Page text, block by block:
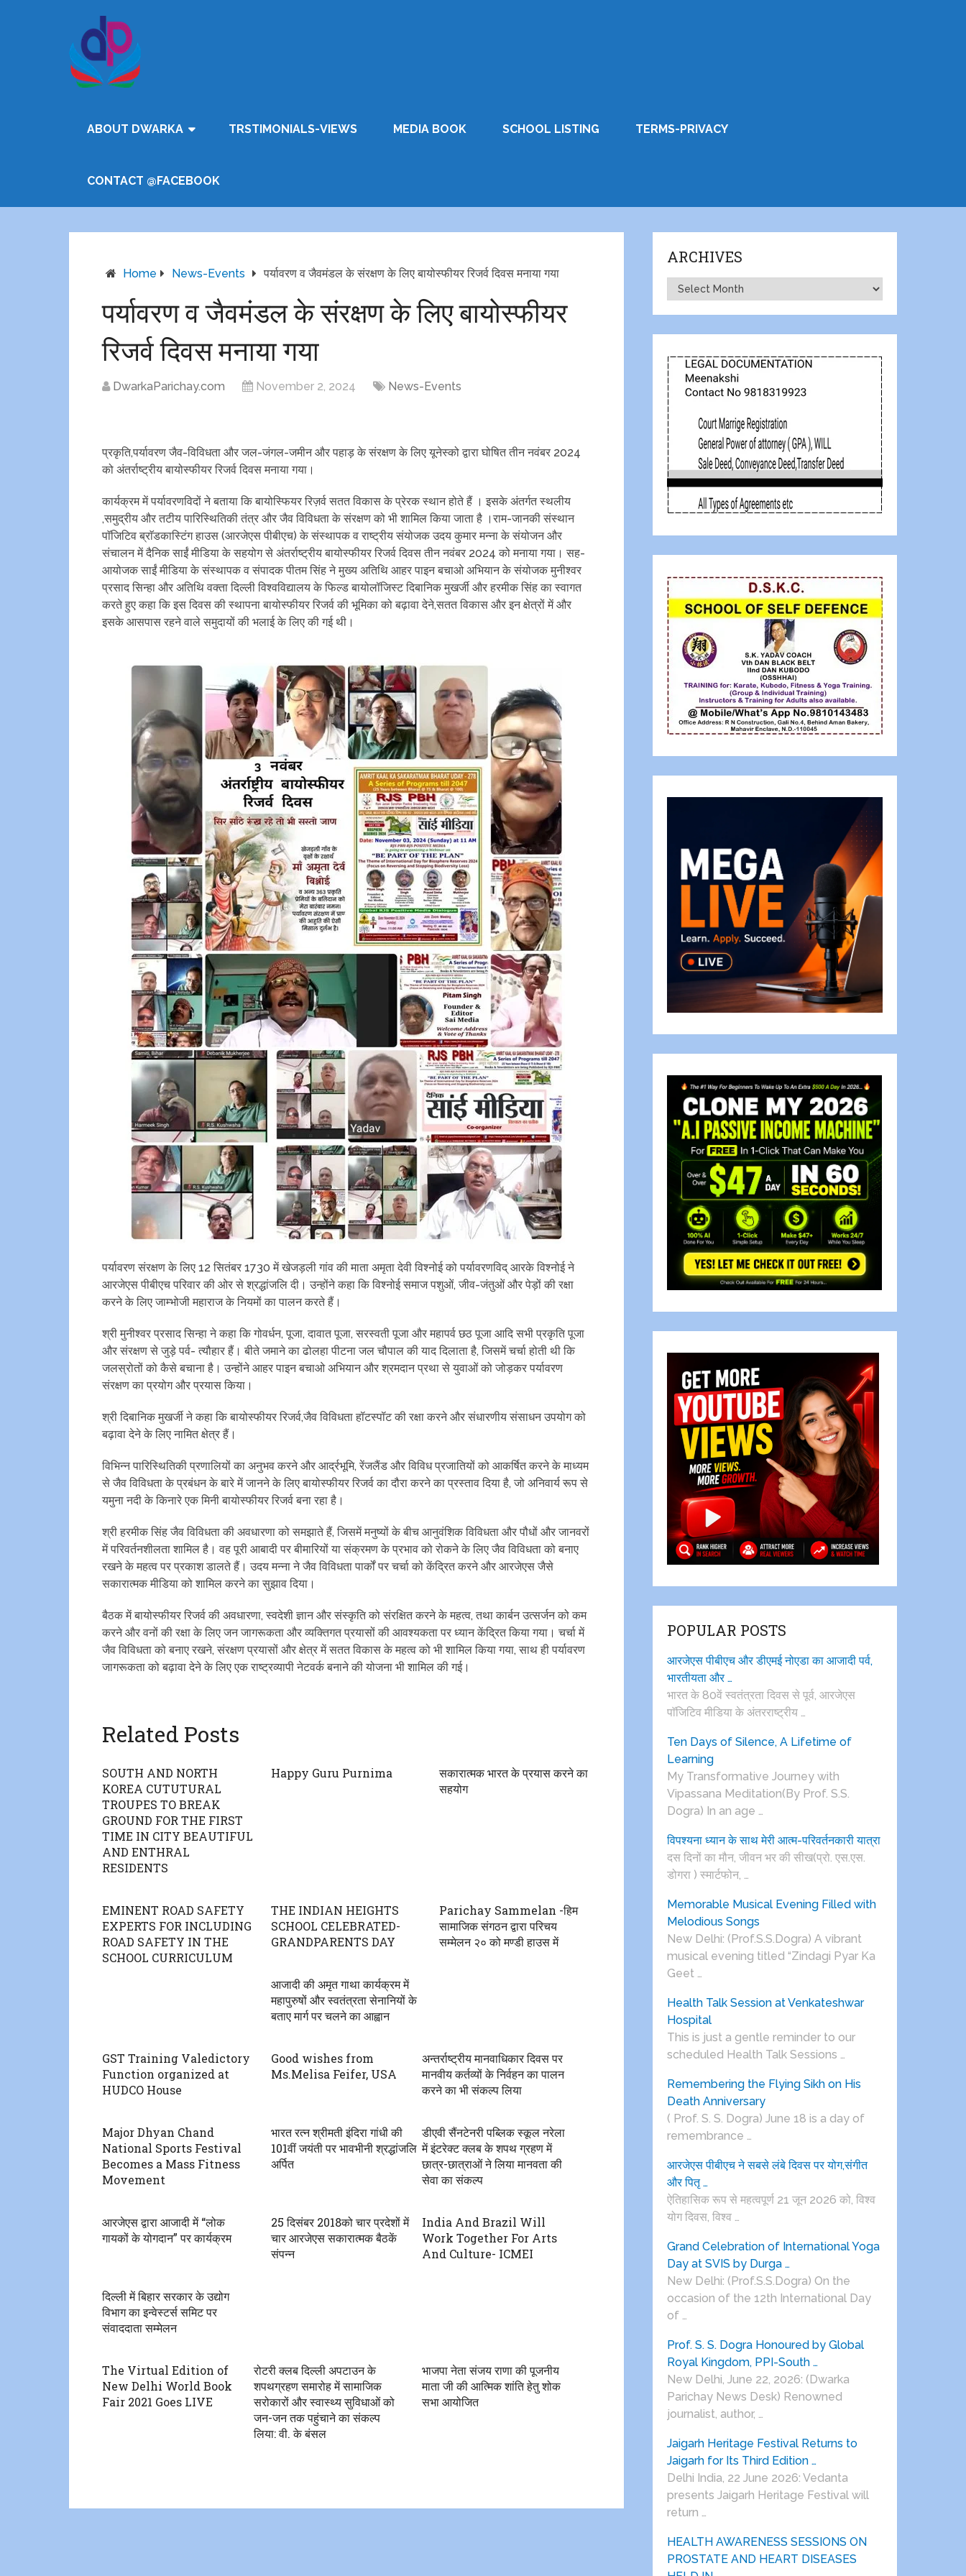
ABOUT DWARKA TRSTIMONIALS-VIEWS MEDIA BOOK SCHOOL LISTING TERMS-PRIVACY
CONTACT @FACEBOOK
Home News-Events पर्यावरण व जैवमंडल के संरक्षण के लिए बायोस्फीयर रिजर्व दिवस मनाया गया
पर्यावरण व जैवमंडल के संरक्षण के लिए बायोस्फीयर
रिजर्व दिवस मनाया गया
DwarkaParichay.com November 2, 2024 News-Events
प्रकृति,पर्यावरण जैव-विविधता और जल-जंगल-जमीन और पहाड़ के संरक्षण के लिए यूनेस्को द्वारा घोषित तीन नवंबर 2024
को अंतर्राष्ट्रीय बायोस्फीयर रिजर्व दिवस मनाया गया।
कार्यक्रम में पर्यावरणविदों ने बताया कि बायोस्फियर रिज़र्व सतत विकास के प्रेरक स्थान होते हैं । इसके अंतर्गत स्थलीय
,समुद्रीय और तटीय पारिस्थितिकी तंत्र और जैव विविधता के संरक्षण को भी शामिल किया जाता है ।राम-जानकी संस्थान
पाॅजिटिव ब्राॅडकास्टिंग हाउस (आरजेएस पीबीएच) के संस्थापक व राष्ट्रीय संयोजक उदय कुमार मन्ना के संयोजन और
संचालन में दैनिक साईं मीडिया के सहयोग से अंतर्राष्ट्रीय बायोस्फीयर रिजर्व दिवस तीन नवंबर 2024 को मनाया गया। सह-
आयोजक साईं मीडिया के संस्थापक व संपादक पीतम सिंह ने मुख्य अतिथि आहर पाइन बचाओ अभियान के संयोजक मुनीश्वर
प्रसाद सिन्हा और अतिथि वक्ता दिल्ली विश्वविद्यालय के फिल्ड बायोलॉजिस्ट दिबानिक मुखर्जी और हरमीक सिंह का स्वागत
करते हुए कहा कि इस दिवस की स्थापना बायोस्फीयर रिजर्व की भूमिका को बढ़ावा देने,सतत विकास और इन क्षेत्रों में और
इसके आसपास रहने वाले समुदायों की भलाई के लिए की गई थी।
पर्यावरण संरक्षण के लिए 12 सितंबर 1730 में खेजड़ली गांव की माता अमृता देवी विश्नोई को पर्यावरणविद् आरके विश्नोई ने
आरजेएस पीबीएच परिवार की ओर से श्रद्धांजलि दी। उन्होंने कहा कि विश्नोई समाज पशुओं, जीव-जंतुओं और पेड़ों की रक्षा
करने के लिए जाम्भोजी महाराज के नियमों का पालन करते हैं।
श्री मुनीश्वर प्रसाद सिन्हा ने कहा कि गोवर्धन, पूजा, दावात पूजा, सरस्वती पूजा और महापर्व छठ पूजा आदि सभी प्रकृति पूजा
और संरक्षण से जुड़े पर्व- त्यौहार हैं। बीते जमाने का ढोलहा पीटना जल चौपाल की याद दिलाता है, जिसमें चर्चा होती थी कि
जलस्रोतों को कैसे बचाना है। उन्होंने आहर पाइन बचाओ अभियान और श्रमदान प्रथा से युवाओं को जोड़कर पर्यावरण
संरक्षण का प्रयोग और प्रयास किया।
श्री दिबानिक मुखर्जी ने कहा कि बायोस्फीयर रिजर्व,जैव विविधता हॉटस्पॉट की रक्षा करने और संधारणीय संसाधन उपयोग को
बढ़ावा देने के लिए नामित क्षेत्र हैं।
विभिन्न पारिस्थितिकी प्रणालियों का अनुभव करने और आर्द्रभूमि, रेंजलैंड और विविध प्रजातियों को आकर्षित करने के माध्यम
से जैव विविधता के प्रबंधन के बारे में जानने के लिए बायोस्फीयर रिजर्व का दौरा करने का प्रस्ताव दिया है, जो अनिवार्य रूप से
यमुना नदी के किनारे एक मिनी बायोस्फीयर रिजर्व बना रहा है।
श्री हरमीक सिंह जैव विविधता की अवधारणा को समझाते हैं, जिसमें मनुष्यों के बीच आनुवंशिक विविधता और पौधों और जानवरों
में परिवर्तनशीलता शामिल है। वह पूरी आबादी पर बीमारियों या संक्रमण के प्रभाव को रोकने के लिए जैव विविधता को बनाए
रखने के महत्व पर प्रकाश डालते हैं। उदय मन्ना ने जैव विविधता पार्कों पर चर्चा को केंद्रित करने और आरजेएस जैसे
सकारात्मक मीडिया को शामिल करने का सुझाव दिया।
बैठक में बायोस्फीयर रिजर्व की अवधारणा, स्वदेशी ज्ञान और संस्कृति को संरक्षित करने के महत्व, तथा कार्बन उत्सर्जन को कम
करने और वनों की रक्षा के लिए जन जागरूकता और व्यक्तिगत प्रयासों की आवश्यकता पर ध्यान केंद्रित किया गया। चर्चा में
जैव विविधता को बनाए रखने, संरक्षण प्रयासों और क्षेत्र में सतत विकास के महत्व को भी शामिल किया गया, साथ ही पर्यावरण
जागरूकता को बढ़ावा देने के लिए एक राष्ट्रव्यापी नेटवर्क बनाने की योजना भी शामिल की गई।
Related Posts
SOUTH AND NORTH
KOREA CUTUTURAL
TROUPES TO BREAK
GROUND FOR THE FIRST
TIME IN CITY BEAUTIFUL
AND ENTHRAL
RESIDENTS
Happy Guru Purnima
सकारात्मक भारत के प्रयास करने का
सहयोग
EMINENT ROAD SAFETY
EXPERTS FOR INCLUDING
ROAD SAFETY IN THE
SCHOOL CURRICULUM
THE INDIAN HEIGHTS
SCHOOL CELEBRATED-
GRANDPARENTS DAY
Parichay Sammelan -हिम
सामाजिक संगठन द्वारा परिचय
सम्मेलन २० को मण्डी हाउस में
आजादी की‌ अमृत गाथा कार्यक्रम में
महापुरुषों और स्वतंत्रता सेनानियों के
बताए मार्ग पर चलने का आह्वान
GST Training Valedictory
Function organized at
HUDCO House
Good wishes from
Ms.Melisa Feifer, USA
अन्तर्राष्ट्रीय मानवाधिकार दिवस पर
मानवीय कर्तव्यों के निर्वहन का पालन
करने का भी संकल्प लिया
Major Dhyan Chand
National Sports Festival
Becomes a Mass Fitness
Movement
भारत रत्न श्रीमती इंदिरा गांधी की
101वीं जयंती पर भावभीनी श्रद्धांजलि
अर्पित
डीएवी सैंनटेनरी पब्लिक स्कूल नरेला
में इंटरेक्ट क्लब के शपथ ग्रहण में
छात्र-छात्राओं ने लिया मानवता की
सेवा का संकल्प
आरजेएस द्वारा आजादी में “लोक
गायकों के योगदान” पर कार्यक्रम
25 दिसंबर 2018को चार प्रदेशों में
चार आरजेएस सकारात्मक बैठकें
संपन्न
India And Brazil Will
Work Together For Arts
And Culture- ICMEI
दिल्ली में बिहार सरकार के उद्योग
विभाग का इन्वेस्टर्स समिट पर
संवाददाता सम्मेलन
The Virtual Edition of
New Delhi World Book
Fair 2021 Goes LIVE
रोटरी क्लब दिल्ली अपटाउन के
शपथग्रहण समारोह में सामाजिक
सरोकारों और स्वास्थ्य सुविधाओं को
जन-जन तक पहुंचाने का संकल्प
लिया: वी. के बंसल
भाजपा नेता संजय राणा की पूजनीय
माता जी की आत्मिक शांति हेतु शोक
सभा आयोजित
ARCHIVES
Archives
POPULAR POSTS
आरजेएस पीबीएच और डीएमई नोएडा का आजादी पर्व,
भारतीयता और …
भारत के 80वें स्वतंत्रता दिवस से पूर्व, आरजेएस
पाॅजिटिव मीडिया के अंतरराष्ट्रीय …
Ten Days of Silence, A Lifetime of
Learning
My Transformative Journey with
Vipassana Meditation(By Prof. S.S.
Dogra) In an age …
विपश्यना ध्यान के साथ मेरी आत्म-परिवर्तनकारी यात्रा
दस दिनों का मौन, जीवन भर की सीख(प्रो. एस.एस.
डोगरा ) स्मार्टफोन, …
Memorable Musical Evening Filled with
Melodious Songs
New Delhi: (Prof.S.S.Dogra) A vibrant
musical evening titled “Zindagi Pyar Ka
Geet …
Health Talk Session at Venkateshwar
Hospital
This is just a gentle reminder to our
scheduled Health Talk Sessions …
Remembering the Flying Sikh on His
Death Anniversary
( Prof. S. S. Dogra) June 18 is a day of
remembrance …
आरजेएस पीबीएच ने सबसे लंबे दिवस पर योग,संगीत
और पितृ …
ऐतिहासिक रूप से महत्वपूर्ण 21 जून 2026 को, विश्व
योग दिवस, विश्व …
Grand Celebration of International Yoga
Day at SVIS by Durga …
New Delhi: (Prof.S.S.Dogra) On the
occasion of the 12th International Day
of …
Prof. S. S. Dogra Honoured by Global
Royal Kingdom, PPI-South …
New Delhi, June 22, 2026: (Dwarka
Parichay News Desk) Renowned
journalist, author, …
Jaigarh Heritage Festival Returns to
Jaigarh for Its Third Edition …
Delhi India, 22 June 2026: Vedanta
presents Jaigarh Heritage Festival will
return …
HEALTH AWARENESS SESSIONS ON
PROSTATE AND HEART DISEASES